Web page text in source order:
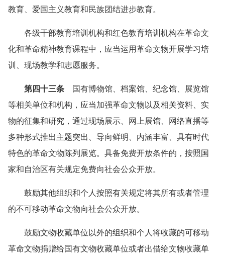
教育、爱国主义教育和民族团结进步教育。
各级干部教育培训机构和红色教育培训机构在革命文
化和革命精神教育课程中，应当运用革命文物开展学习培
训、现场教学和志愿服务。
第四十三条 国有博物馆、档案馆、纪念馆、展览馆
等相关单位和机构，应当加强革命文物以及相关资料、实
物的征集和研究，通过现场展示、网上展馆、网络直播等
多种形式推出主题突出、导向鲜明、内涵丰富、具有时代
特色的革命文物陈列展览。具备免费开放条件的，按照国
家和自治区有关规定免费向社会公众开放。
鼓励其他组织和个人按照有关规定将其所有或者管理
的不可移动革命文物向社会公众开放。
鼓励文物收藏单位以外的组织和个人将收藏的可移动
革命文物捐赠给国有文物收藏单位或者出借给文物收藏单